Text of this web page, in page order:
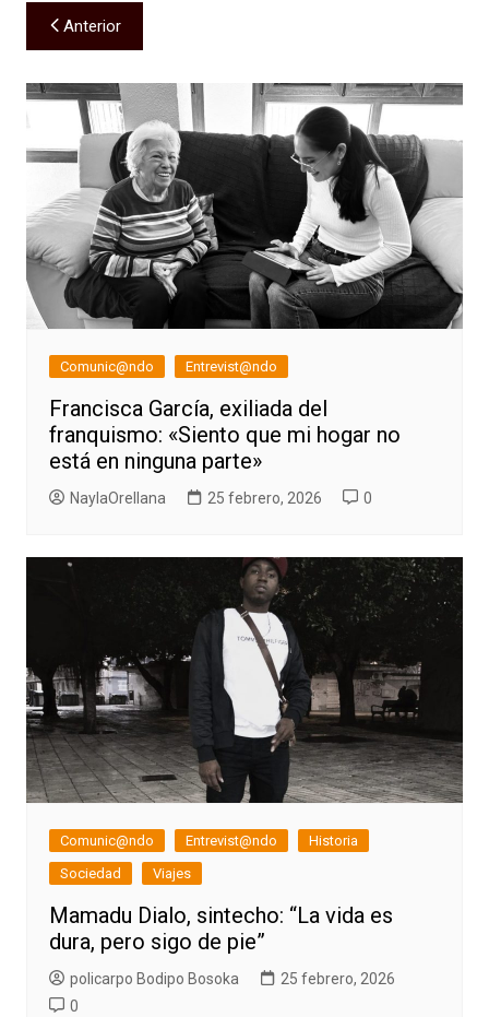
Navegación
de
entradas
Anterior
Comunic@ndo Entrevist@ndo
Francisca García, exiliada del
franquismo: «Siento que mi hogar no
está en ninguna parte»
NaylaOrellana 25 febrero, 2026 0
Comunic@ndo Entrevist@ndo
Historia
Sociedad
Viajes
Mamadu Dialo, sintecho: “La vida es
dura, pero sigo de pie”
policarpo Bodipo Bosoka
25 febrero, 2026
0